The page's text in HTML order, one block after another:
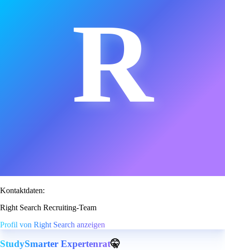
R
Kontaktdaten:
Right Search Recruiting-Team
Profil von Right Search anzeigen
StudySmarter Expertenrat🤫